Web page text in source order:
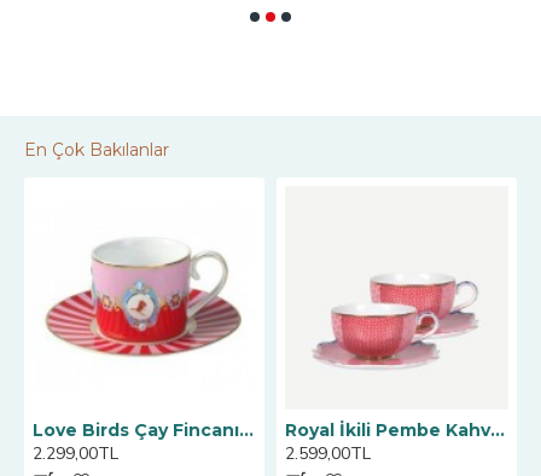
En Çok Bakılanlar
Love Birds Çay Fincanı, Kırmızı / Pembe 200 ML
2.299,00TL
Royal İkili Pembe Kahve Fincanı 125 ml
2.599,00TL